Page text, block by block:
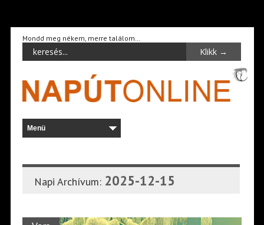
Mondd meg nékem, merre találom…
Napi Archívum: 2025-12-15